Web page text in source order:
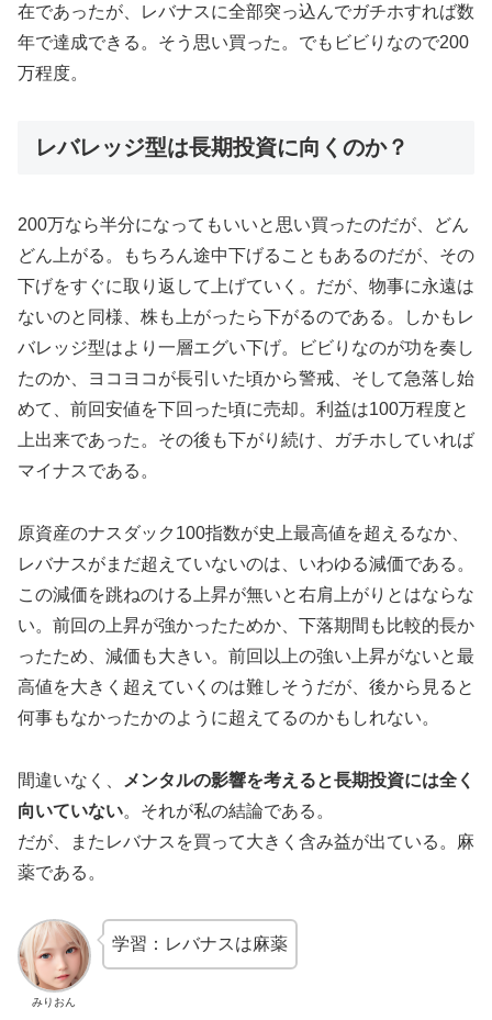
在であったが、レバナスに全部突っ込んでガチホすれば数
年で達成できる。そう思い買った。でもビビりなので200
万程度。
レバレッジ型は長期投資に向くのか？
200万なら半分になってもいいと思い買ったのだが、どん
どん上がる。もちろん途中下げることもあるのだが、その
下げをすぐに取り返して上げていく。だが、物事に永遠は
ないのと同様、株も上がったら下がるのである。しかもレ
バレッジ型はより一層エグい下げ。ビビりなのが功を奏し
たのか、ヨコヨコが長引いた頃から警戒、そして急落し始
めて、前回安値を下回った頃に売却。利益は100万程度と
上出来であった。その後も下がり続け、ガチホしていれば
マイナスである。
原資産のナスダック100指数が史上最高値を超えるなか、
レバナスがまだ超えていないのは、いわゆる減価である。
この減価を跳ねのける上昇が無いと右肩上がりとはならな
い。前回の上昇が強かったためか、下落期間も比較的長か
ったため、減価も大きい。前回以上の強い上昇がないと最
高値を大きく超えていくのは難しそうだが、後から見ると
何事もなかったかのように超えてるのかもしれない。
間違いなく、
メンタルの影響を考えると長期投資には全く
向いていない。それが私の結論である。
だが、またレバナスを買って大きく含み益が出ている。麻
薬である。
みりおん
学習：レバナスは麻薬